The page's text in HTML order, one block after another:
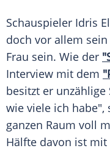
Schauspieler Idris
doch vor allem sein
Frau sein. Wie der
Interview mit dem
besitzt er unzählige
wie viele ich habe",
ganzen Raum voll
Hälfte davon ist mit